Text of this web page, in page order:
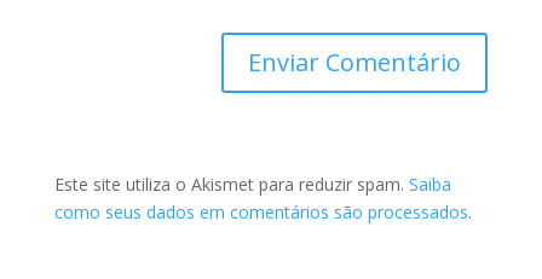
Este site utiliza o Akismet para reduzir spam. Saiba
como seus dados em comentários são processados.